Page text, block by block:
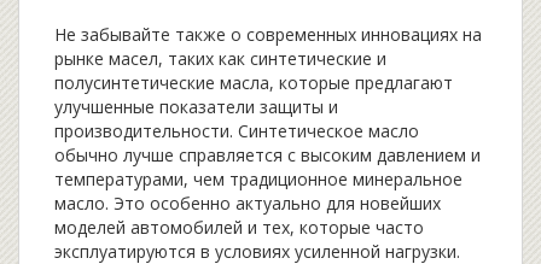
Не забывайте также о современных инновациях на
рынке масел, таких как синтетические и
полусинтетические масла, которые предлагают
улучшенные показатели защиты и
производительности. Синтетическое масло
обычно лучше справляется с высоким давлением и
температурами, чем традиционное минеральное
масло. Это особенно актуально для новейших
моделей автомобилей и тех, которые часто
эксплуатируются в условиях усиленной нагрузки.